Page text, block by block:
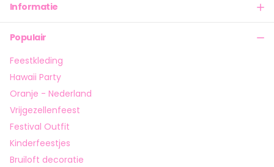
Informatie
Populair
Feestkleding
Hawaii Party
Oranje - Nederland
Vrijgezellenfeest
Festival Outfit
Kinderfeestjes
Bruiloft decoratie